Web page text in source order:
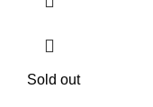
Sold out